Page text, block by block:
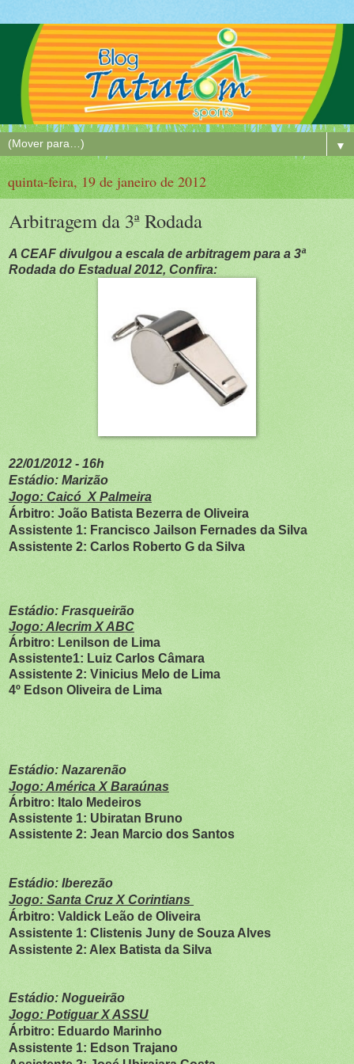
▼
quinta-feira, 19 de janeiro de 2012
Arbitragem da 3ª Rodada
A CEAF divulgou a escala de arbitragem para a 3ª
Rodada do Estadual 2012, Confira:
22/01/2012 - 16h
Estádio: Marizão
Jogo: Caicó X Palmeira
Árbitro: João Batista Bezerra de Oliveira
Assistente 1: Francisco Jailson Fernades da Silva
Assistente 2: Carlos Roberto G da Silva
Estádio: Frasqueirão
Jogo: Alecrim X ABC
Árbitro: Lenilson de Lima
Assistente1: Luiz Carlos Câmara
Assistente 2: Vinicius Melo de Lima
4º Edson Oliveira de Lima
Estádio: Nazarenão
Jogo: América X Baraúnas
Árbitro: Italo Medeiros
Assistente 1: Ubiratan Bruno
Assistente 2: Jean Marcio dos Santos
Estádio: Iberezão
Jogo: Santa Cruz X Corintians
Árbitro: Valdick Leão de Oliveira
Assistente 1: Clistenis Juny de Souza Alves
Assistente 2: Alex Batista da Silva
Estádio: Nogueirão
Jogo: Potiguar X ASSU
Árbitro: Eduardo Marinho
Assistente 1: Edson Trajano